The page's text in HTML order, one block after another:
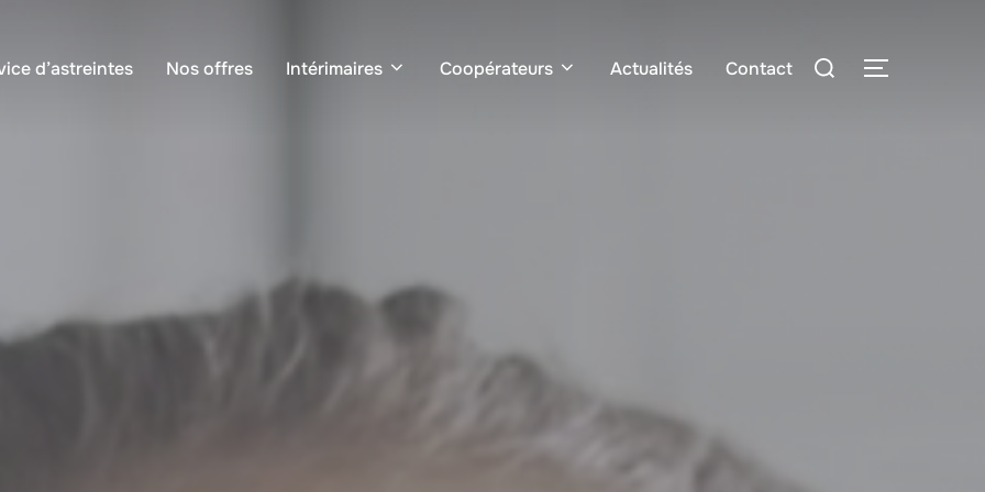
d’astreintes Nos offres Intérimaires Coopérateurs Actualités Contact
Rechercher :